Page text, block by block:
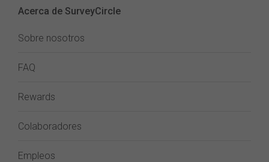
Acerca de SurveyCircle
Sobre nosotros
FAQ
Rewards
Colaboradores
Empleos